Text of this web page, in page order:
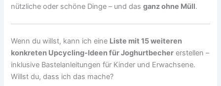
nützliche oder schöne Dinge – und dasganz ohne Müll.
Wenn du willst, kann ich eine Liste mit 15 weiteren
konkreten Upcycling-Ideen für Joghurtbecher erstellen –
inklusive Bastelanleitungen für Kinder und Erwachsene.
Willst du, dass ich das mache?